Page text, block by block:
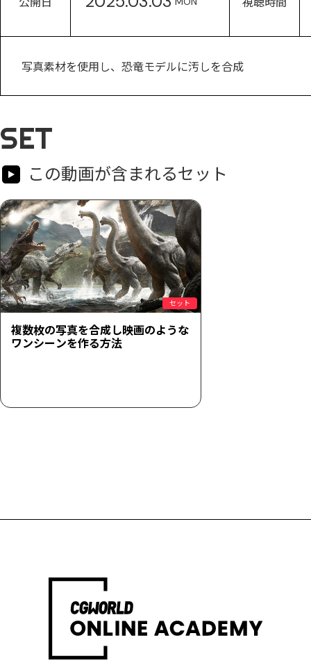
写真素材を使用し、恐竜モデルに汚しを合成
SET
この動画が含まれるセット
セット
複数枚の写真を合成し映画のような
ワンシーンを作る方法